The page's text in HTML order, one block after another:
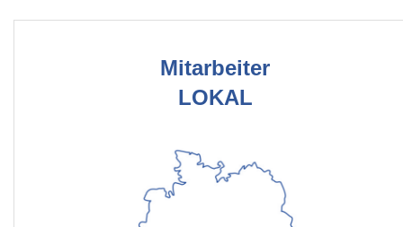
Mitarbeiter
LOKAL